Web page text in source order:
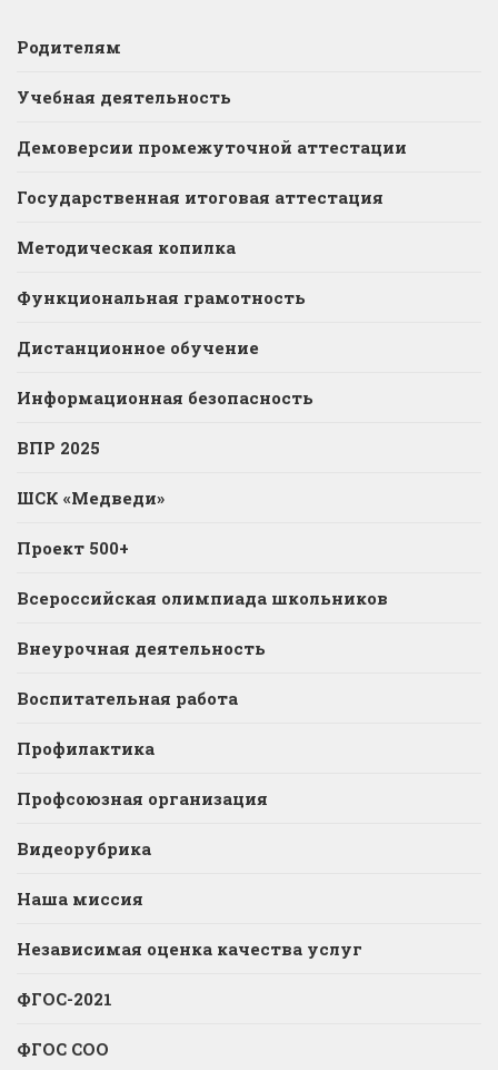
Родителям
Учебная деятельность
Демоверсии промежуточной аттестации
Государственная итоговая аттестация
Методическая копилка
Функциональная грамотность
Дистанционное обучение
Информационная безопасность
ВПР 2025
ШСК «Медведи»
Проект 500+
Всероссийская олимпиада школьников
Внеурочная деятельность
Воспитательная работа
Профилактика
Профсоюзная организация
Видеорубрика
Наша миссия
Независимая оценка качества услуг
ФГОС-2021
ФГОС СОО